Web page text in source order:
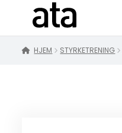
HJEM STYRKETRENING